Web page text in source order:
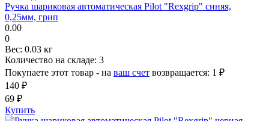
Ручка шариковая автоматическая Pilot "Rexgrip" синяя,
0,25мм, грип
0.00
0
Вес: 0.03 кг
Количество на складе: 3
Покупаете этот товар - на ваш счет возвращается: 1 ₽
140 ₽
69 ₽
Купить